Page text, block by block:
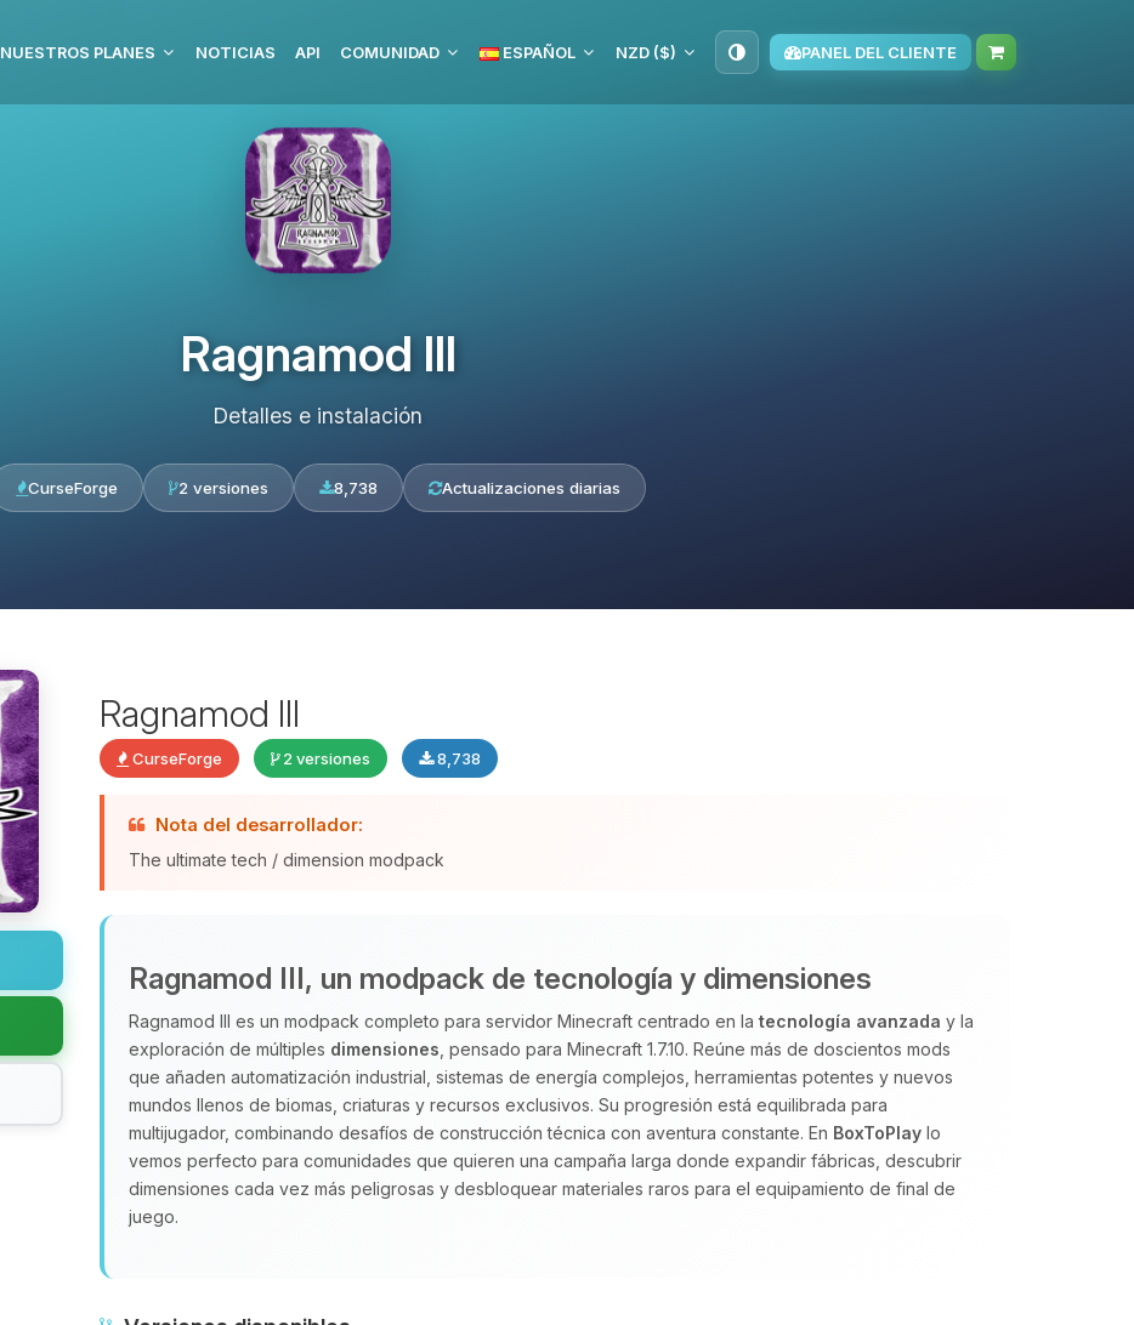
NUESTROS PLANES NOTICIAS API COMUNIDAD ESPAÑOL NZD ($) PANEL DEL CLIENTE
Ragnamod III
Detalles e instalación
CurseForge 2 versiones 8,738 Actualizaciones diarias
Ragnamod III
CurseForge 2 versiones 8,738
Nota del desarrollador:
The ultimate tech / dimension modpack
Ragnamod III, un modpack de tecnología y dimensiones
Ragnamod III es un modpack completo para servidor Minecraft centrado en la tecnología avanzada y la
exploración de múltiples dimensiones , pensado para Minecraft 1.7.10. Reúne más de doscientos mods
que añaden automatización industrial, sistemas de energía complejos, herramientas potentes y nuevos
mundos llenos de biomas, criaturas y recursos exclusivos. Su progresión está equilibrada para
multijugador, combinando desafíos de construcción técnica con aventura constante. En BoxToPlay lo
vemos perfecto para comunidades que quieren una campaña larga donde expandir fábricas, descubrir
dimensiones cada vez más peligrosas y desbloquear materiales raros para el equipamiento de final de
juego.